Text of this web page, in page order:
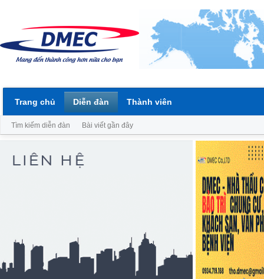
Trang chủ Diễn đàn
Tìm kiếm diễn đàn Bài viết gần đây
Thành viên